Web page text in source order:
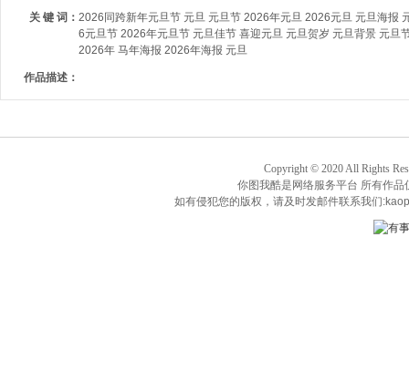
关 键 词： 2026同跨新年元旦节 元旦 元旦节 2026年元旦 2026元旦 元旦海报
6元旦节 2026年元旦节 元旦佳节 喜迎元旦 元旦贺岁 元旦背景 元旦
2026年 马年海报 2026年海报 元旦
作品描述：
Copyright © 2020 All Rights
你图我酷是网络服务平台 所有作
如有侵犯您的版权，请及时发邮件联系我们